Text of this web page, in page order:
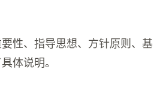
性、指导思想、方针原则、基
体说明。